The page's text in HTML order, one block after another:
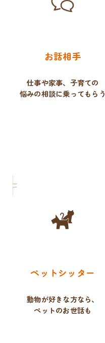
お話相手
仕事や家事、子育ての
悩みの相談に乗ってもらう
ペットシッター
動物が好きな方なら、
ペットのお世話も